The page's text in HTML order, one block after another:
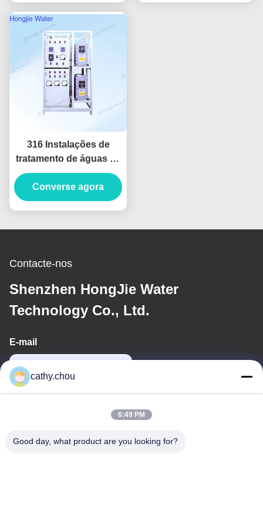
316 Instalações de
tratamento de águas de
aço inoxidável 30
toneladas/h Sistemas
industriais de água
Converse agora
Contacte-nos
Shenzhen HongJie Water
Technology Co., Ltd.
E-mail
cathy.chou
6:49 PM
Good day, what product are you looking for?